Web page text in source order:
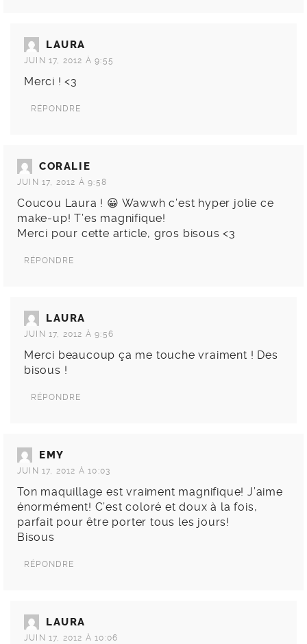
LAURA
JUIN 17, 2012 À 9:55
Merci ! <3
RÉPONDRE
CORALIE
JUIN 17, 2012 À 9:58
Coucou Laura ! 😀 Wawwh c’est hyper jolie ce
make-up! T’es magnifique!
Merci pour cette article, gros bisous <3
RÉPONDRE
LAURA
JUIN 17, 2012 À 9:56
Merci beaucoup ça me touche vraiment ! Des
bisous !
RÉPONDRE
EMY
JUIN 17, 2012 À 10:03
Ton maquillage est vraiment magnifique! J’aime
énormément! C’est coloré et doux à la fois,
parfait pour être porter tous les jours!
Bisous
RÉPONDRE
LAURA
JUIN 17, 2012 À 10:06